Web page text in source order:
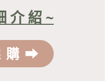
介 紹 ~
購⮕